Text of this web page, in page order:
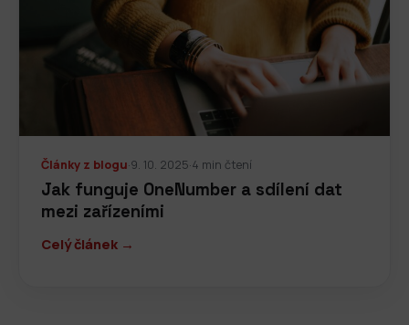
Články z blogu·9. 10. 2025·4 min čtení
Jak funguje OneNumber a sdílení dat
mezi zařízeními
Celý článek →